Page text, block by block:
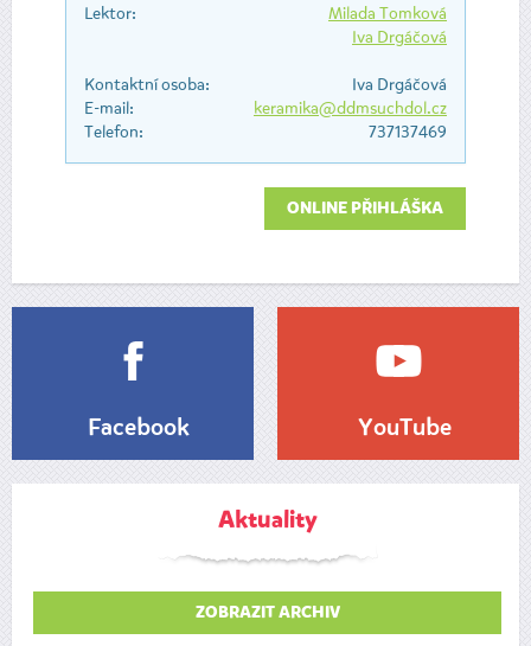
Lektor:
Milada Tomková
Iva Drgáčová
Kontaktní osoba:
Iva Drgáčová
E-mail:
keramika@ddmsuchdol.cz
Telefon:
737137469
ONLINE PŘIHLÁŠKA
Facebook YouTube
Aktuality
ZOBRAZIT ARCHIV